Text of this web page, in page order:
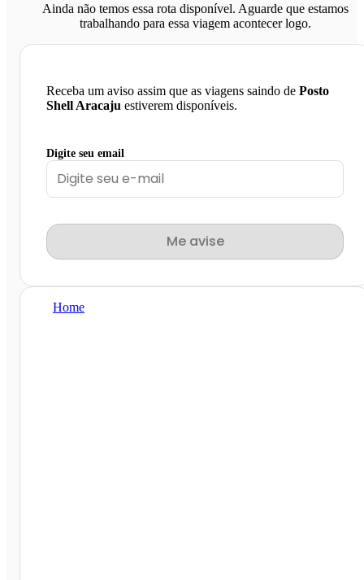
Ainda não temos essa rota disponível. Aguarde que estamos
trabalhando para essa viagem acontecer logo.
Receba um aviso assim que as viagens saindo de Posto
Shell Aracaju estiverem disponíveis.
Digite seu email
Me avise
Home